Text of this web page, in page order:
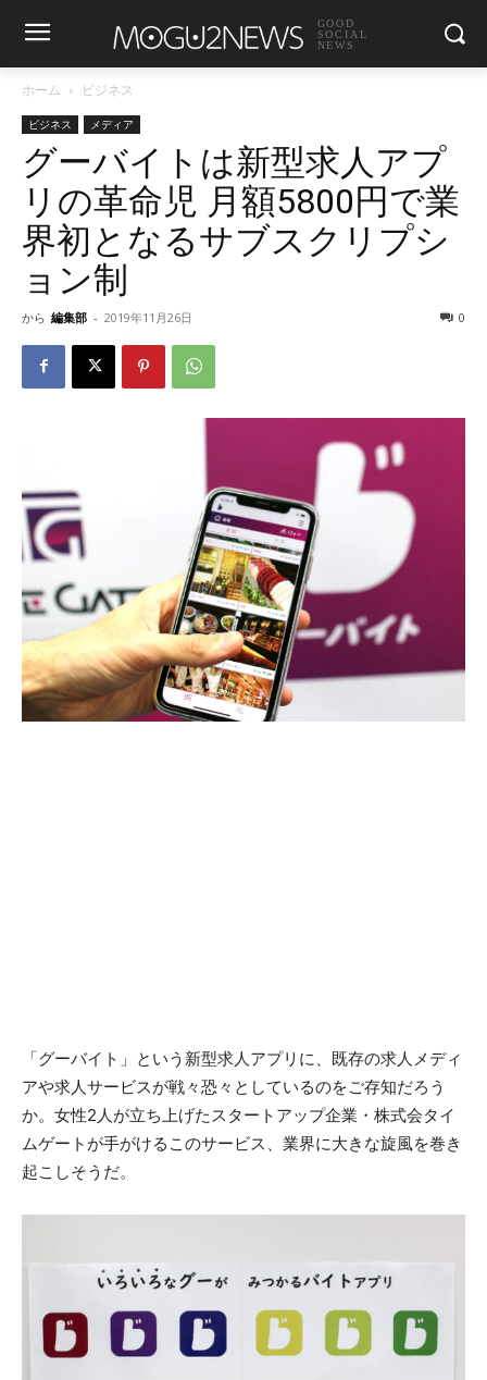
GOOD
SOCIAL
NEWS
ホーム ビジネス
ビジネス メディア
グーバイトは新型求人アプ
リの革命児 月額5800円で業
界初となるサブスクリプシ
ョン制
から 編集部 - 2019年11月26日 0
「グーバイト」という新型求人アプリに、既存の求人メディ
アや求人サービスが戦々恐々としているのをご存知だろう
か。女性2人が立ち上げたスタートアップ企業・株式会タイ
ムゲートが手がけるこのサービス、業界に大きな旋風を巻き
起こしそうだ。